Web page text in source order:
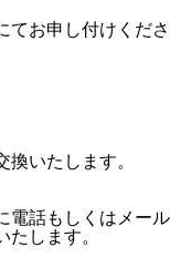
てお申し付けくださ
いたします。
電話もしくはメール
します。